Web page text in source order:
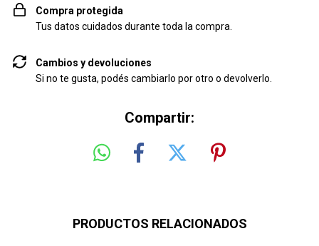
Compra protegida
Tus datos cuidados durante toda la compra.
Cambios y devoluciones
Si no te gusta, podés cambiarlo por otro o devolverlo.
Compartir:
PRODUCTOS RELACIONADOS